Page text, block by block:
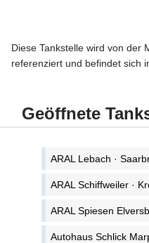
Diese Tankstelle wird von der
referenziert und befindet sich
Geöffnete
ARAL Lebach ·
ARAL Schiffweiler ·
ARAL Spiesen
Autohaus Schlick